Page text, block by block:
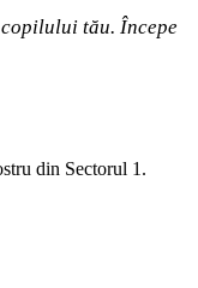
tău. Începe
din Sectorul 1.